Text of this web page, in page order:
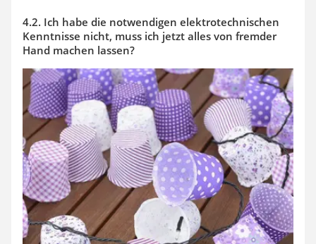
4.2. Ich habe die notwendigen elektrotechnischen
Kenntnisse nicht, muss ich jetzt alles von fremder
Hand machen lassen?